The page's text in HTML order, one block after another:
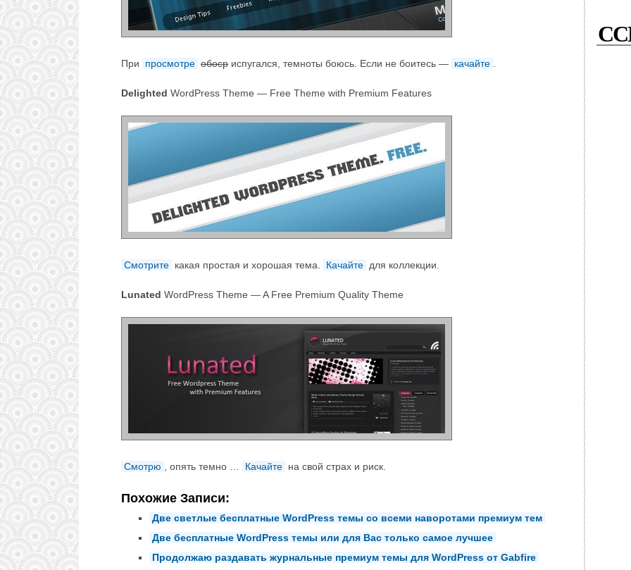
При просмотре обоср испугался, темноты боюсь. Если не боитесь — качайте
Delighted WordPress Theme — Free Theme with Premium Features
Смотрите какая простая и хорошая тема. Качайте для коллекции.
Lunated WordPress Theme — A Free Premium Quality Theme
Смотрю , опять темно … Качайте на свой страх и риск.
Похожие Записи:
Две светлые бесплатные WordPress темы со всеми наворотами премиум тем
Две бесплатные WordPress темы или для Вас только самое лучшее
Продолжаю раздавать журнальные премиум темы для WordPress от Gabfire